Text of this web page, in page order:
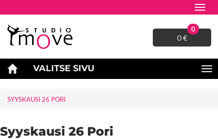
0 €
0
VALITSE SIVU
SYYSKAUSI 26 PORI
Syyskausi 26 Pori